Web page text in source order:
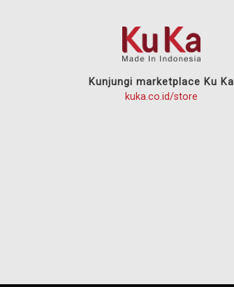
Kunjungi marketplace Ku Ka
kuka.co.id/store